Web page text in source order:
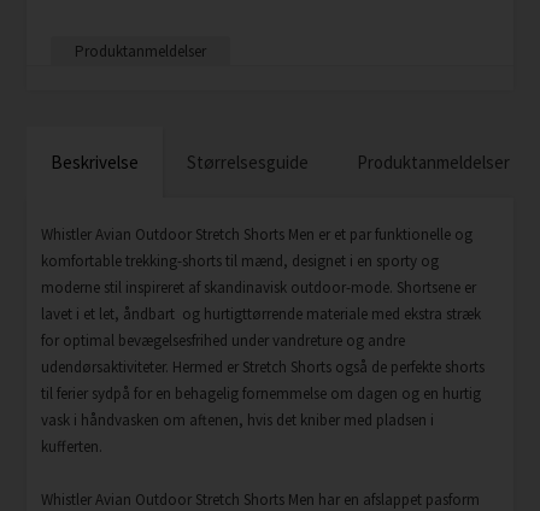
Produktanmeldelser
Beskrivelse Størrelsesguide Produktanmeldelser
Whistler Avian Outdoor Stretch Shorts Men er et par funktionelle og
komfortable trekking-shorts til mænd, designet i en sporty og
moderne stil inspireret af skandinavisk outdoor-mode. Shortsene er
lavet i et let, åndbart og hurtigttørrende materiale med ekstra stræk
for optimal bevægelsesfrihed under vandreture og andre
udendørsaktiviteter. Hermed er Stretch Shorts også de perfekte shorts
til ferier sydpå for en behagelig fornemmelse om dagen og en hurtig
vask i håndvasken om aftenen, hvis det kniber med pladsen i
kufferten.
Whistler Avian Outdoor Stretch Shorts Men har en afslappet pasform